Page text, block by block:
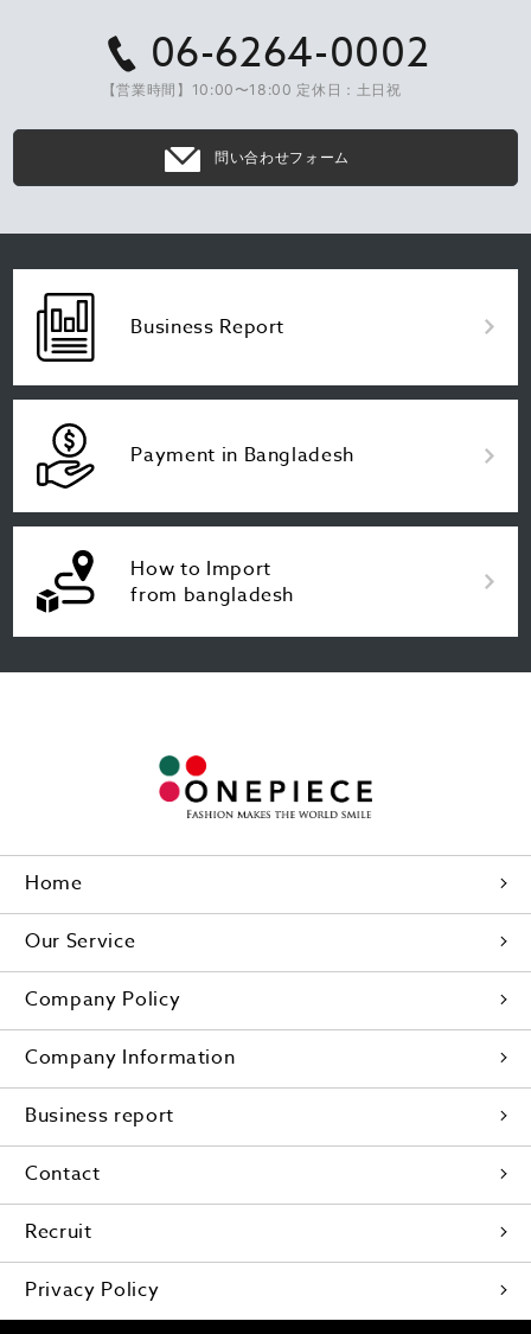
06-6264-0002
【営業時間】10:00〜18:00 定休日：土日祝
問い合わせフォーム
Business Report
Payment in Bangladesh
How to Import
from bangladesh
Home
Our Service
Company Policy
Company Information
Business report
Contact
Recruit
Privacy Policy